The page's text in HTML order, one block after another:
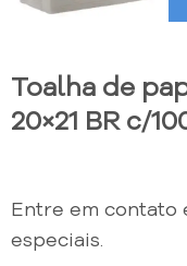
Toalha de
20×21 BR c/
Entre em contato
especiais.